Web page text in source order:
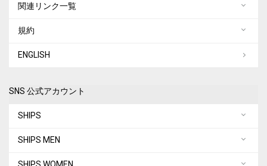
関連リンク一覧
規約
ENGLISH
SNS 公式アカウント
SHIPS
SHIPS MEN
SHIPS WOMEN